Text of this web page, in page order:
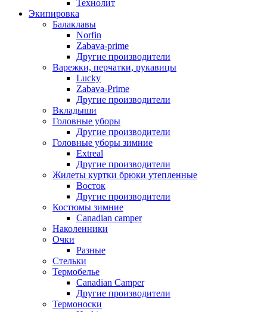
Технолит
Экипировка
Балаклавы
Norfin
Zabava-prime
Другие производители
Варежки, перчатки, рукавицы
Lucky
Zabava-Prime
Другие производители
Вкладыши
Головные уборы
Другие производители
Головные уборы зимние
Extreal
Другие производители
Жилеты куртки брюки утепленные
Восток
Другие производители
Костюмы зимние
Canadian camper
Наколенники
Очки
Разные
Стельки
Термобелье
Canadian Camper
Другие производители
Термоноски